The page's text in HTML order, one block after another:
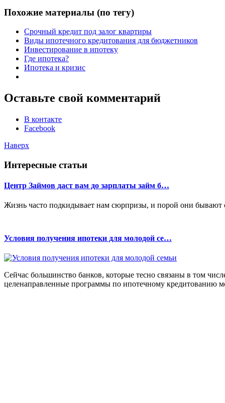
Похожие материалы (по тегу)
Срочный кредит под залог квартиры
Виды ипотечного кредитования для бюджетников
Инвестирование в ипотеку
Где ипотека?
Ипотека и кризис
Оставьте свой комментарий
В контакте
Facebook
Наверх
Интересные статьи
Центр Займов даст вам до зарплаты займ б…
Жизнь часто подкидывает нам сюрпризы, и порой они бывают
Условия получения ипотеки для молодой се…
Сейчас большинство банков, которые тесно связаны в том
целенаправленные программы по ипотечному кредитованию